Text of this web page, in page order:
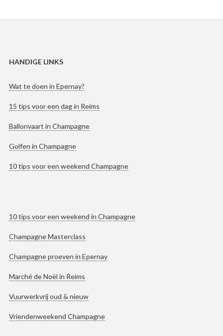
HANDIGE LINKS
Wat te doen in Epernay?
15 tips voor een dag in Reims
Ballonvaart in Champagne
Golfen in Champagne
10 tips voor een weekend Champagne
10 tips voor een weekend in Champagne
Champagne Masterclass
Champagne proeven in Epernay
Marché de Noël in Reims
Vuurwerkvrij oud & nieuw
Vriendenweekend Champagne